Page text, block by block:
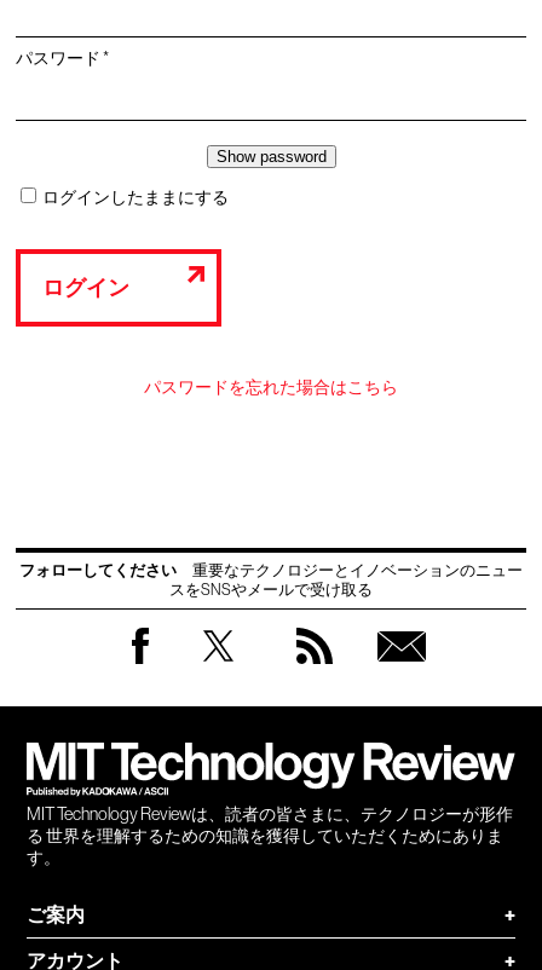
パスワード*必
ログインしたままにする
ログイン
パスワードを忘れた場合はこちら
フォローしてください
重要なテクノロジーとイノベーションのニュー
スをSNSやメールで受け取る
MIT Technology Reviewは、読者の皆さまに、テクノロジーが形作
る 世界を理解するための知識を獲得していただくためにありま
す。
ご案内
+
アカウント
+